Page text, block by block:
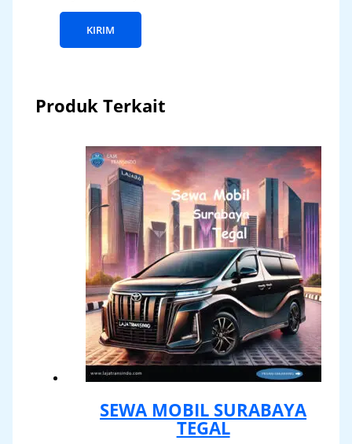
Produk Terkait
SEWA MOBIL SURABAYA
TEGAL